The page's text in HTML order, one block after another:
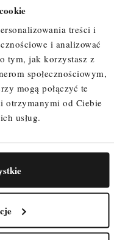
treści i
i analizować
tym, jak korzystasz z
społecznościowym,
mogą połączyć te
otrzymanymi od Ciebie
usług.
schodów
zwracasz
wykonania czy
w wielu
ostateczną decyzję,
tego typu schody